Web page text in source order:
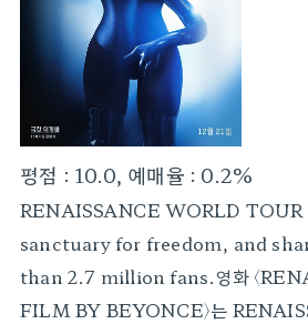
평점 : 10.0, 예매율 : 0.2%
RENAISSANCE WORLD
sanctuary for freedom, and
than 2.7 million fans.영화 〈
FILM BY BEYONCE〉는